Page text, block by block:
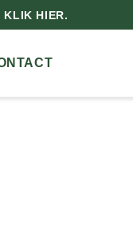
KLIK HIER.